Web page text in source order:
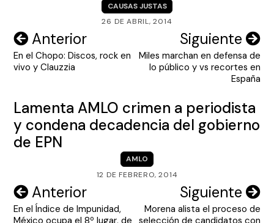
CAUSAS JUSTAS
26 DE ABRIL, 2014
Navegación
de
Anterior
En el Chopo: Discos, rock en
vivo y Clauzzia
Siguiente
Miles marchan en defensa de
lo público y vs recortes en
España
Lamenta AMLO crimen a periodista
y condena decadencia del gobierno
de EPN
AMLO
12 DE FEBRERO, 2014
Navegación
de
Anterior
En el Índice de Impunidad,
México ocupa el 8º lugar, de
Siguiente
Morena alista el proceso de
selección de candidatos con